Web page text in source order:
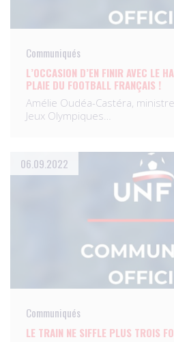
Communiqués
L’OCCASION D’EN FINIR AVEC LE
PLAIE DU FOOTBALL FRANÇAIS !
Amélie Oudéa-Castéra,
Jeux Olympiques…
06.09.2022
Communiqués
LE TRAIN NE SIFFLE PLUS TROIS